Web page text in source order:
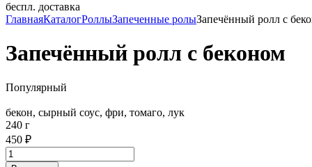
беспл. доставка
ГлавнаяКаталогРоллыЗапеченные ролыЗапечённый ролл с
Запечённый ролл с беконом
Популярный
бекон, сырный соус, фри, томаго, лук
240 г
450 ₽